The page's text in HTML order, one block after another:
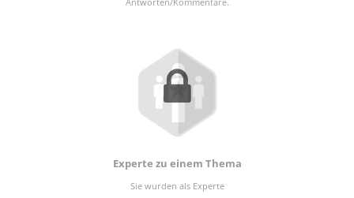
Experte zu einem Thema
Sie wurden als Experte